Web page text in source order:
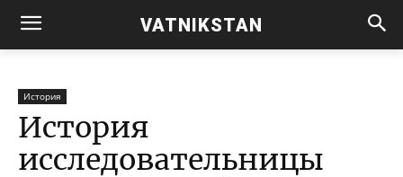
VATNIKSTAN
История
История
исследовательницы